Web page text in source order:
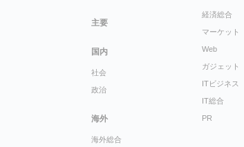
主要
国内
社会
政治
海外
海外総合
経済総合
マーケット
Web
ガジェット
ITビジネス
IT総合
PR